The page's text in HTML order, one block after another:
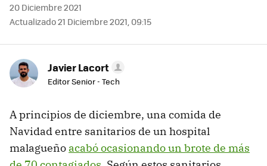
20 Diciembre 2021
Actualizado 21 Diciembre 2021, 09:15
Javier Lacort
Editor Senior - Tech
A principios de diciembre, una comida de
Navidad entre sanitarios de un hospital
malagueño acabó ocasionando un brote de más